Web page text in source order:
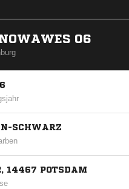
06
SCHWARZ
14467 POTSDAM